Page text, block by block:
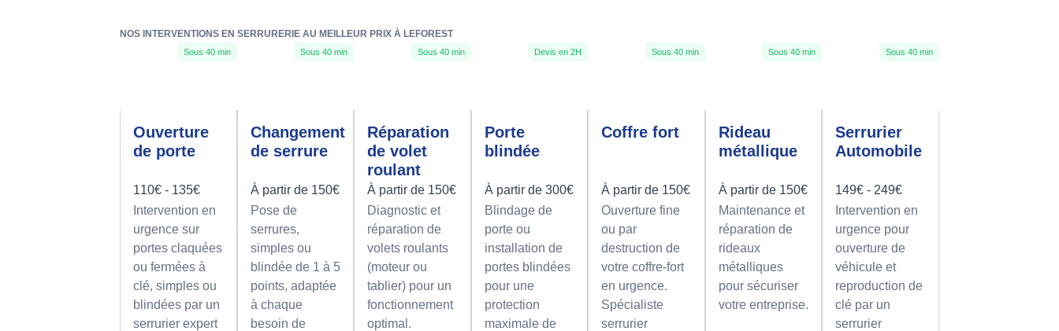
NOS INTERVENTIONS EN SERRURERIE AU MEILLEUR PRIX À LEFOREST
Sous 40 min
Ouverture
de porte
110€ - 135€
Intervention en
urgence sur
portes claquées
ou fermées à
clé, simples ou
blindées par un
serrurier expert
Sous 40 min
Changement
de serrure
À partir de 150€
Pose de
serrures,
simples ou
blindée de 1 à 5
points, adaptée
à chaque
besoin de
Sous 40 min
Réparation
de volet
roulant
À partir de 150€
Diagnostic et
réparation de
volets roulants
(moteur ou
tablier) pour un
fonctionnement
optimal.
Devis en 2H
Porte
blindée
À partir de 300€
Blindage de
porte ou
installation de
portes blindées
pour une
protection
maximale de
Sous 40 min
Coffre fort
À partir de 150€
Ouverture fine
ou par
destruction de
votre coffre-fort
en urgence.
Spécialiste
serrurier
Sous 40 min
Rideau
métallique
À partir de 150€
Maintenance et
réparation de
rideaux
métalliques
pour sécuriser
votre entreprise.
Sous 40 min
Serrurier
Automobile
149€ - 249€
Intervention en
urgence pour
ouverture de
véhicule et
reproduction de
clé par un
serrurier